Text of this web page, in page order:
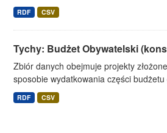
RDF CSV
Tychy: Budżet Obywatelski
Zbiór danych obejmuje projekty
sposobie wydatkowania części
RDF CSV